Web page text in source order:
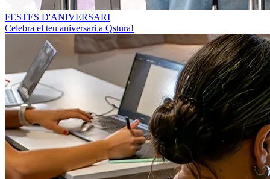
FESTES D'ANIVERSARI
Celebra el teu aniversari a Qstura!